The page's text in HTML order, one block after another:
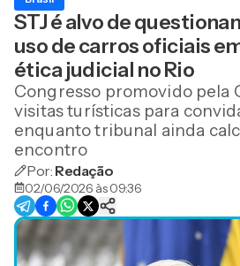
uso de
evento
no Rio
STJ é alvo de
uso de carros oficiais
ética judicial no Rio
Congresso promovido pela
visitas turísticas para
enquanto tribunal ainda
encontro
Por: Redação
02/06/2026 às 09:36